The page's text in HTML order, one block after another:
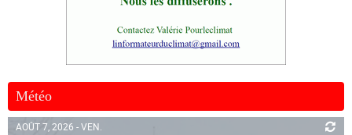
Météo
AOÛT 7, 2026 - VEN.